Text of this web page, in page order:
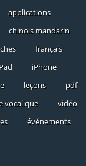
applications
chinois mandarin
français
iPhone
leçons
pdf
vocalique
vidéo
événements